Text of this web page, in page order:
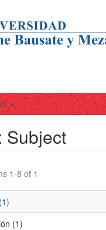
Subject
1-8 of 1
(1)